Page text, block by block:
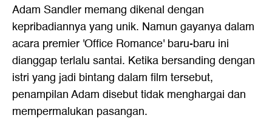
Adam Sandler memang dikenal dengan
kepribadiannya yang unik. Namun gayanya dalam
acara premier 'Office Romance' baru-baru ini
dianggap terlalu santai. Ketika bersanding dengan
istri yang jadi bintang dalam film tersebut,
penampilan Adam disebut tidak menghargai dan
mempermalukan pasangan.